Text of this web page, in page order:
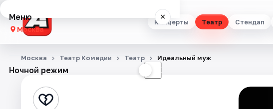
Концерты Театр Стендап
Меню ×
Москва
Концерты
Стендап
Ночной режим ☾
Москва Театр Комедии Театр Идеальный муж